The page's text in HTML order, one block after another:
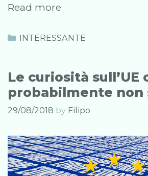
Read more
il
massa
alle
Cinque
Categories
INTERESSANTE
Le curiosità sull’UE
probabilmente non
29/08/2018 by Filipo